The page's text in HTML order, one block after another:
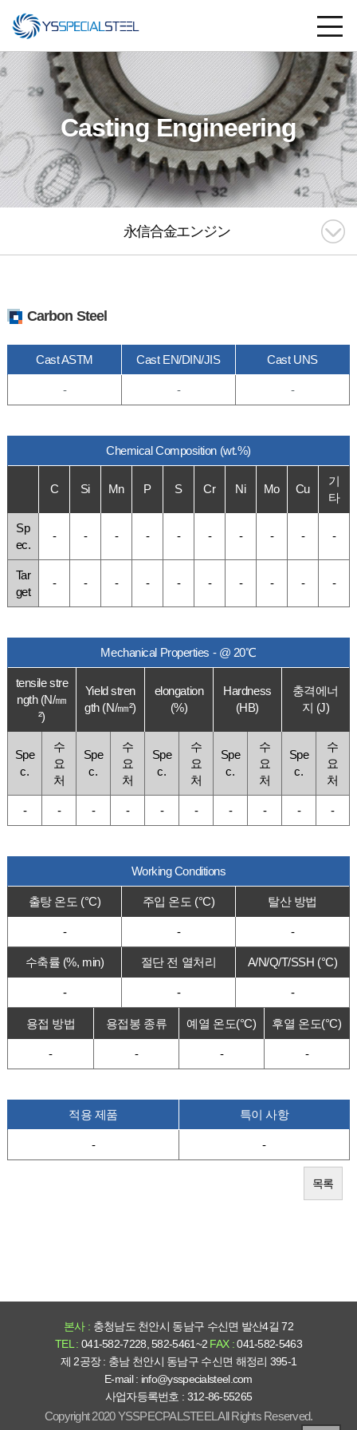
Casting Engineering
永信合金エンジン
Carbon Steel
Cast ASTM Cast EN/DIN/JIS Cast UNS
- - -
Chemical Composition (wt.%)
C Si Mn P S Cr Ni Mo Cu
기
타
Sp
ec.
- - - - - - - - - -
Tar
get
- - - - - - - - - -
Mechanical Properties - @ 20℃
tensile stre
ngth (N/㎜
²)
Yield stren
gth (N/㎜²)
elongation
(%)
Hardness
(HB)
충격에너
지 (J)
Spe
c.
수
요
처
Spe
c.
수
요
처
Spe
c.
수
요
처
Spe
c.
수
요
처
Spe
c.
수
요
처
- - - - - - - - - -
Working Conditions
출탕 온도 (°C) 주입 온도 (°C) 탈산 방법
- - -
수축률 (%, min) 절단 전 열처리 A/N/Q/T/SSH (°C)
- - -
용접 방법 용접봉 종류 예열 온도(°C) 후열 온도(°C)
- - - -
적용 제품 특이 사항
- -
목록
본사 : 충청남도 천안시 동남구 수신면 발산4길 72
TEL : 041-582-7228, 582-5461~2 FAX :041-582-5463
제 2공장 : 충남 천안시 동남구 수신면 해정리 395-1
E-mail : info@ysspecialsteel.com
사업자등록번호 : 312-86-55265
Copyright 2020 YSSPECPALSTEEL All Rights Reserved.